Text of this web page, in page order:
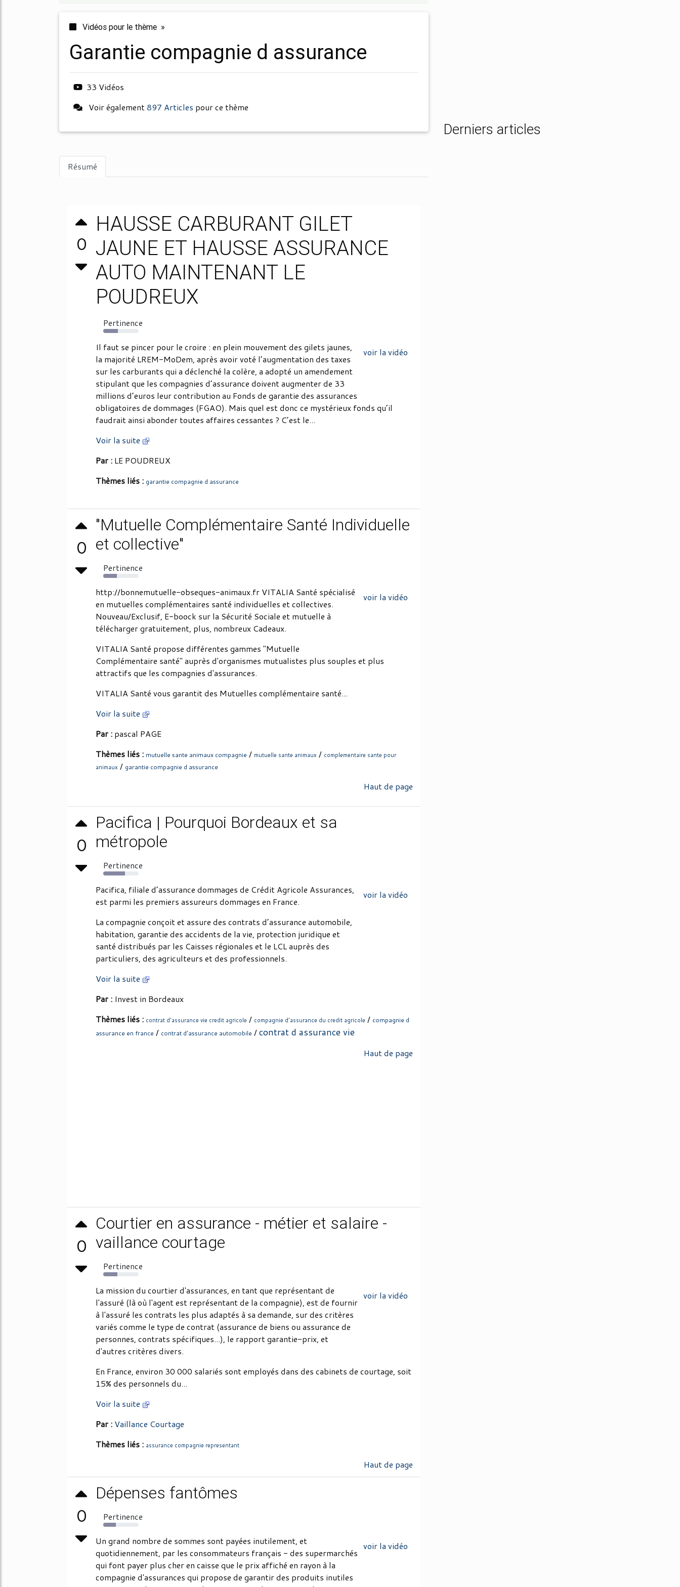
Vidéos pour le thème »
garantie compagnie d assurance
33 Vidéos
Voir également897 Articles pour ce thème
Résumé
0
HAUSSE CARBURANT GILET
JAUNE ET HAUSSE ASSURANCE
AUTO MAINTENANT LE
POUDREUX
Pertinence
42%
voir la vidéo
Il faut se pincer pour le croire : en plein mouvement des gilets jaunes,
la majorité LREM-MoDem, après avoir voté l’augmentation des taxes
sur les carburants qui a déclenché la colère, a adopté un amendement
stipulant que les compagnies d’assurance doivent augmenter de 33
millions d’euros leur contribution au Fonds de garantie des assurances
obligatoires de dommages (FGAO). Mais quel est donc ce mystérieux fonds qu’il
faudrait ainsi abonder toutes affaires cessantes ? C’est le...
Voir la suite
Par : LE POUDREUX
Thèmes liés : garantie compagnie d assurance
0
"Mutuelle Complémentaire Santé Individuelle
et collective"
Pertinence
38%
voir la vidéo
http://bonnemutuelle-obseques-animaux.fr VITALIA Santé spécialisé
en mutuelles complémentaires santé individuelles et collectives.
Nouveau/Exclusif, E-boock sur la Sécurité Sociale et mutuelle à
télécharger gratuitement, plus, nombreux Cadeaux.
VITALIA Santé propose différentes gammes "Mutuelle
Complémentaire santé" auprès d'organismes mutualistes plus souples et plus
attractifs que les compagnies d'assurances.
VITALIA Santé vous garantit des Mutuelles complémentaire santé...
Voir la suite
Par : pascal PAGE
Thèmes liés : mutuelle sante animaux compagnie / mutuelle sante animaux / complementaire sante pour
animaux / garantie compagnie d assurance
Haut de page
0
Pacifica | Pourquoi Bordeaux et sa
métropole
Pertinence
61%
voir la vidéo
Pacifica, filiale d’assurance dommages de Crédit Agricole Assurances,
est parmi les premiers assureurs dommages en France.
La compagnie conçoit et assure des contrats d’assurance automobile,
habitation, garantie des accidents de la vie, protection juridique et
santé distribués par les Caisses régionales et le LCL auprès des
particuliers, des agriculteurs et des professionnels.
Voir la suite
Par : Invest in Bordeaux
Thèmes liés : contrat d'assurance vie credit agricole / compagnie d'assurance du credit agricole / compagnie d
assurance en france / contrat d'assurance automobile /contrat d assurance vie
Haut de page
0
Courtier en assurance - métier et salaire -
vaillance courtage
Pertinence
40%
voir la vidéo
La mission du courtier d'assurances, en tant que représentant de
l'assuré (là où l'agent est représentant de la compagnie), est de fournir
à l'assuré les contrats les plus adaptés à sa demande, sur des critères
variés comme le type de contrat (assurance de biens ou assurance de
personnes, contrats spécifiques...), le rapport garantie-prix, et
d'autres critères divers.
En France, environ 30 000 salariés sont employés dans des cabinets de courtage, soit
15% des personnels du...
Voir la suite
Par : Vaillance Courtage
Thèmes liés : assurance compagnie representant
Haut de page
0
Dépenses fantômes
Pertinence
36%
voir la vidéo
Un grand nombre de sommes sont payées inutilement, et
quotidiennement, par les consommateurs français - des supermarchés
qui font payer plus cher en caisse que le prix affiché en rayon à la
compagnie d'assurances qui propose de garantir des produits inutiles
Derniers articles